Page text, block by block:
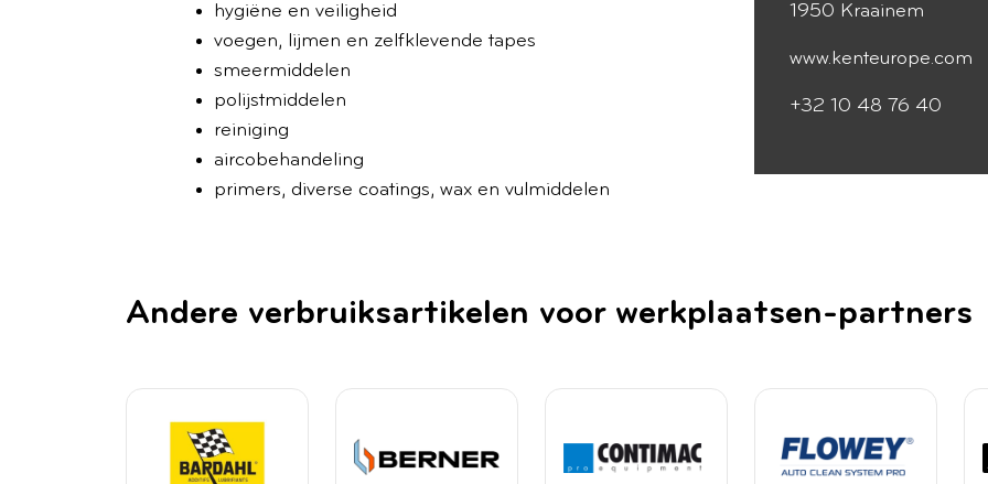
hygiëne en veiligheid
voegen, lijmen en zelfklevende tapes
smeermiddelen
polijstmiddelen
reiniging
aircobehandeling
primers, diverse coatings, wax en vulmiddelen
1950 Kraainem
www.kenteurope.com
+32 10 48 76 40
Andere verbruiksartikelen voor werkplaatsen-partners